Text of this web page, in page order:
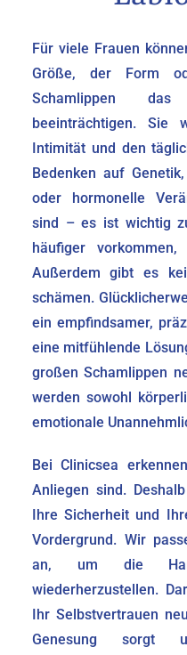
Für viele Frauen
Größe, der Form
Schamlippen
beeinträchtigen.
Intimität und den
Bedenken auf
oder hormonelle
sind – es ist wichtig
häufiger
Außerdem gibt es
schämen.
ein empfindsamer,
eine mitfühlende
großen Schamlippen
werden sowohl
emotionale
Bei Clinicsea
Anliegen sind.
Ihre Sicherheit und
Vordergrund. Wir
an, um die
wiederherzustellen.
Ihr Selbstvertrauen
Genesung